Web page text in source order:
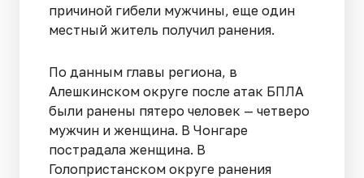
причиной гибели мужчины, еще один
местный житель получил ранения.
По данным главы региона, в
Алешкинском округе после атак БПЛА
были ранены пятеро человек — четверо
мужчин и женщина. В Чонгаре
пострадала женщина. В
Голопристанском округе ранения